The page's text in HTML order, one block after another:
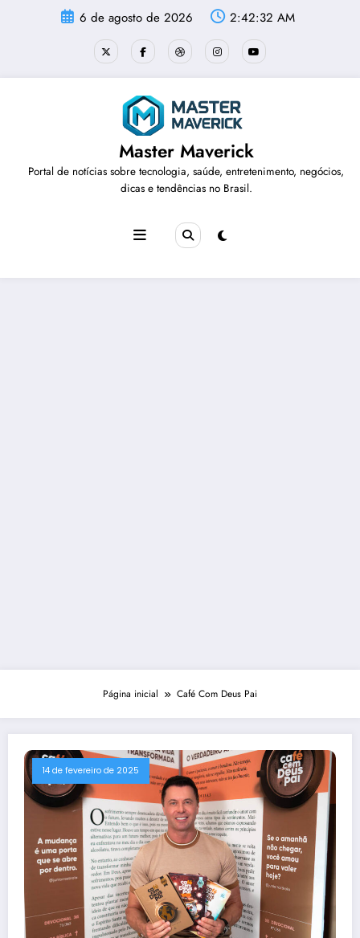
6 de agosto de 2026 2:42:33 AM
Master Maverick
Portal de notícias sobre tecnologia, saúde, entretenimento, negócios,
dicas e tendências no Brasil.
Página inicial Café Com Deus Pai
14 de fevereiro de 2025